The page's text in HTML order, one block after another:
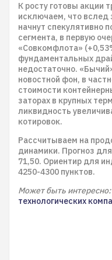
К росту готовы акции
исключаем, что вслед
начнут спекулятивно
сегмента, в первую
«Совкомфлота»
фундаментальных
недостаточно.
новостной фон, в
стоимости
заторах в крупных
ликвидность
котировок.
Рассчитываем на
динамики. Прогноз
71,50. Ориентир для
4250-4300 пунктов.
Может быть интересно:
технологических